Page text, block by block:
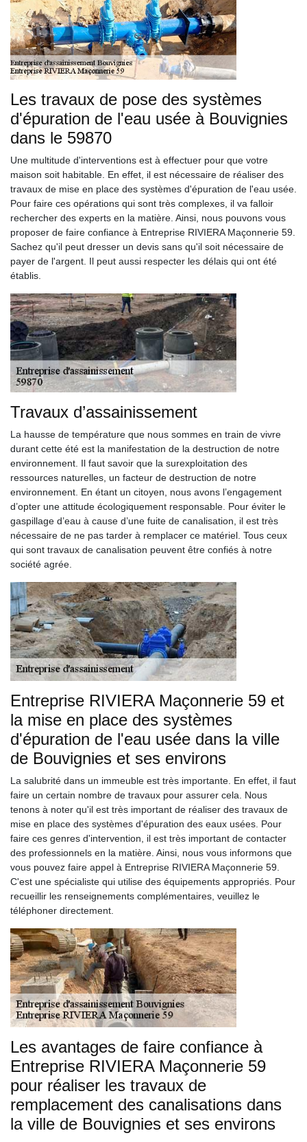
Les travaux de pose des systèmes
d'épuration de l'eau usée à Bouvignies
dans le 59870
Une multitude d'interventions est à effectuer pour que votre
maison soit habitable. En effet, il est nécessaire de réaliser des
travaux de mise en place des systèmes d'épuration de l'eau usée.
Pour faire ces opérations qui sont très complexes, il va falloir
rechercher des experts en la matière. Ainsi, nous pouvons vous
proposer de faire confiance à Entreprise RIVIERA Maçonnerie 59.
Sachez qu'il peut dresser un devis sans qu'il soit nécessaire de
payer de l'argent. Il peut aussi respecter les délais qui ont été
établis.
Travaux d’assainissement
La hausse de température que nous sommes en train de vivre
durant cette été est la manifestation de la destruction de notre
environnement. Il faut savoir que la surexploitation des
ressources naturelles, un facteur de destruction de notre
environnement. En étant un citoyen, nous avons l’engagement
d’opter une attitude écologiquement responsable. Pour éviter le
gaspillage d’eau à cause d’une fuite de canalisation, il est très
nécessaire de ne pas tarder à remplacer ce matériel. Tous ceux
qui sont travaux de canalisation peuvent être confiés à notre
société agrée.
Entreprise RIVIERA Maçonnerie 59 et
la mise en place des systèmes
d'épuration de l'eau usée dans la ville
de Bouvignies et ses environs
La salubrité dans un immeuble est très importante. En effet, il faut
faire un certain nombre de travaux pour assurer cela. Nous
tenons à noter qu'il est très important de réaliser des travaux de
mise en place des systèmes d'épuration des eaux usées. Pour
faire ces genres d'intervention, il est très important de contacter
des professionnels en la matière. Ainsi, nous vous informons que
vous pouvez faire appel à Entreprise RIVIERA Maçonnerie 59.
C'est une spécialiste qui utilise des équipements appropriés. Pour
recueillir les renseignements complémentaires, veuillez le
téléphoner directement.
Les avantages de faire confiance à
Entreprise RIVIERA Maçonnerie 59
pour réaliser les travaux de
remplacement des canalisations dans
la ville de Bouvignies et ses environs